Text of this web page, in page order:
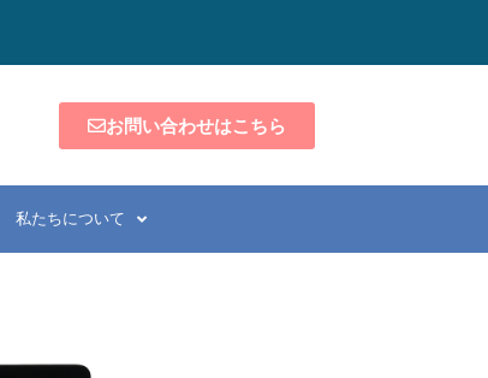
お問い合わせはこちら
私たちについて